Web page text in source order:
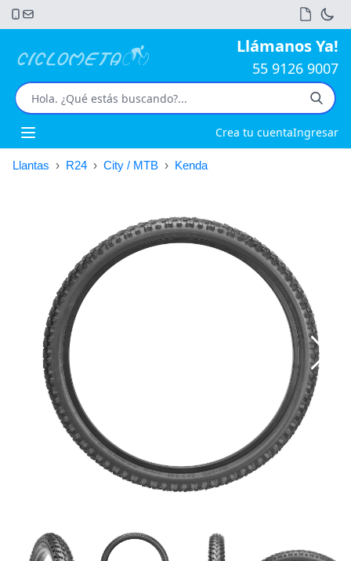
Llámanos Ya!
55 9126 9007
Open main menu Crea tu cuentaIngresar
Llantas › R24 › City / MTB › Kenda